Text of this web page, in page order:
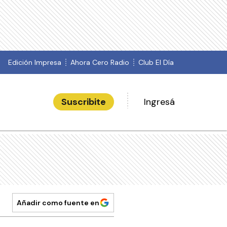
Edición Impresa Ahora Cero Radio Club El Día
Suscribite Ingresá
Añadir como fuente en